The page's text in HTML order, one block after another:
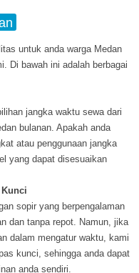
untuk anda warga Medan
Di bawah ini adalah berbagai
jangka waktu sewa dari
bulanan. Apakah anda
atau penggunaan jangka
yang dapat disesuaikan
sopir yang berpengalaman
dan tanpa repot. Namun, jika
dalam mengatur waktu, kami
kunci, sehingga anda dapat
anda sendiri.